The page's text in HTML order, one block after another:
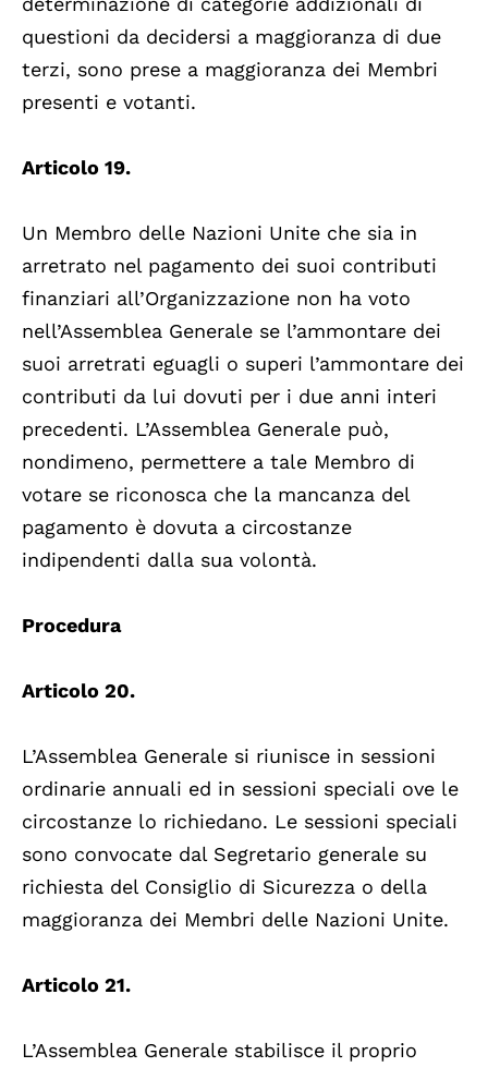
questioni da decidersi a maggioranza di due
terzi, sono prese a maggioranza dei Membri
presenti e votanti.
Articolo 19.
Un Membro delle Nazioni Unite che sia in
arretrato nel pagamento dei suoi contributi
finanziari all’Organizzazione non ha voto
nell’Assemblea Generale se l’ammontare dei
suoi arretrati eguagli o superi l’ammontare dei
contributi da lui dovuti per i due anni interi
precedenti. L’Assemblea Generale può,
nondimeno, permettere a tale Membro di
votare se riconosca che la mancanza del
pagamento è dovuta a circostanze
indipendenti dalla sua volontà.
Procedura
Articolo 20.
L’Assemblea Generale si riunisce in sessioni
ordinarie annuali ed in sessioni speciali ove le
circostanze lo richiedano. Le sessioni speciali
sono convocate dal Segretario generale su
richiesta del Consiglio di Sicurezza o della
maggioranza dei Membri delle Nazioni Unite.
Articolo 21.
L’Assemblea Generale stabilisce il proprio